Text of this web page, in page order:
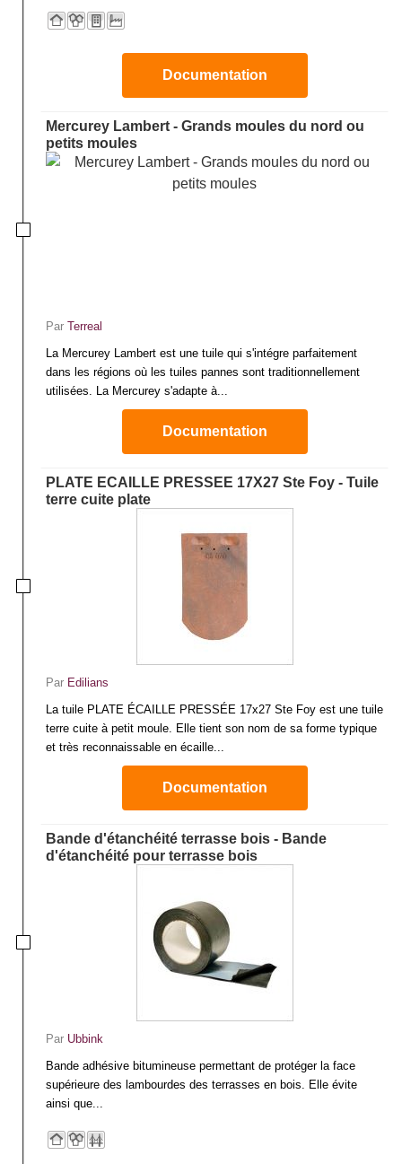
Documentation
Mercurey Lambert - Grands moules du nord ou
petits moules
Par Terreal
La Mercurey Lambert est une tuile qui s'intégre parfaitement
dans les régions où les tuiles pannes sont traditionnellement
utilisées. La Mercurey s'adapte à...
Documentation
PLATE ECAILLE PRESSEE 17X27 Ste Foy - Tuile
terre cuite plate
Par Edilians
La tuile PLATE ÉCAILLE PRESSÉE 17x27 Ste Foy est une tuile
terre cuite à petit moule. Elle tient son nom de sa forme typique
et très reconnaissable en écaille...
Documentation
Bande d'étanchéité terrasse bois - Bande
d'étanchéité pour terrasse bois
Par Ubbink
Bande adhésive bitumineuse permettant de protéger la face
supérieure des lambourdes des terrasses en bois. Elle évite
ainsi que...